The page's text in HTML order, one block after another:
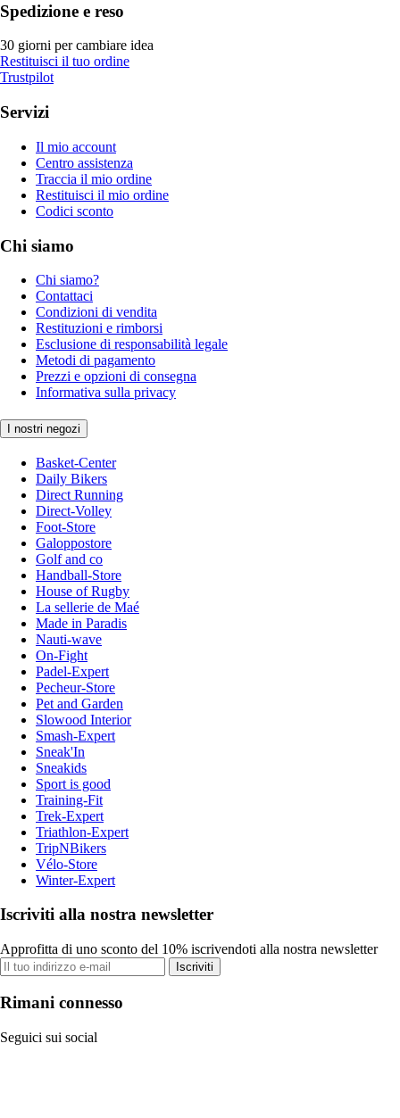
Spedizione e reso
30 giorni per cambiare idea
Restituisci il tuo ordine
Trustpilot
Servizi
Il mio account
Centro assistenza
Traccia il mio ordine
Restituisci il mio ordine
Codici sconto
Chi siamo
Chi siamo?
Contattaci
Condizioni di vendita
Restituzioni e rimborsi
Esclusione di responsabilità legale
Metodi di pagamento
Prezzi e opzioni di consegna
Informativa sulla privacy
I nostri negozi
Basket-Center
Daily Bikers
Direct Running
Direct-Volley
Foot-Store
Galoppostore
Golf and co
Handball-Store
House of Rugby
La sellerie de Maé
Made in Paradis
Nauti-wave
On-Fight
Padel-Expert
Pecheur-Store
Pet and Garden
Slowood Interior
Smash-Expert
Sneak'In
Sneakids
Sport is good
Training-Fit
Trek-Expert
Triathlon-Expert
TripNBikers
Vélo-Store
Winter-Expert
Iscriviti alla nostra newsletter
Approfitta di uno sconto del 10% iscrivendoti alla nostra newsletter
Iscriviti
Rimani connesso
Seguici sui social